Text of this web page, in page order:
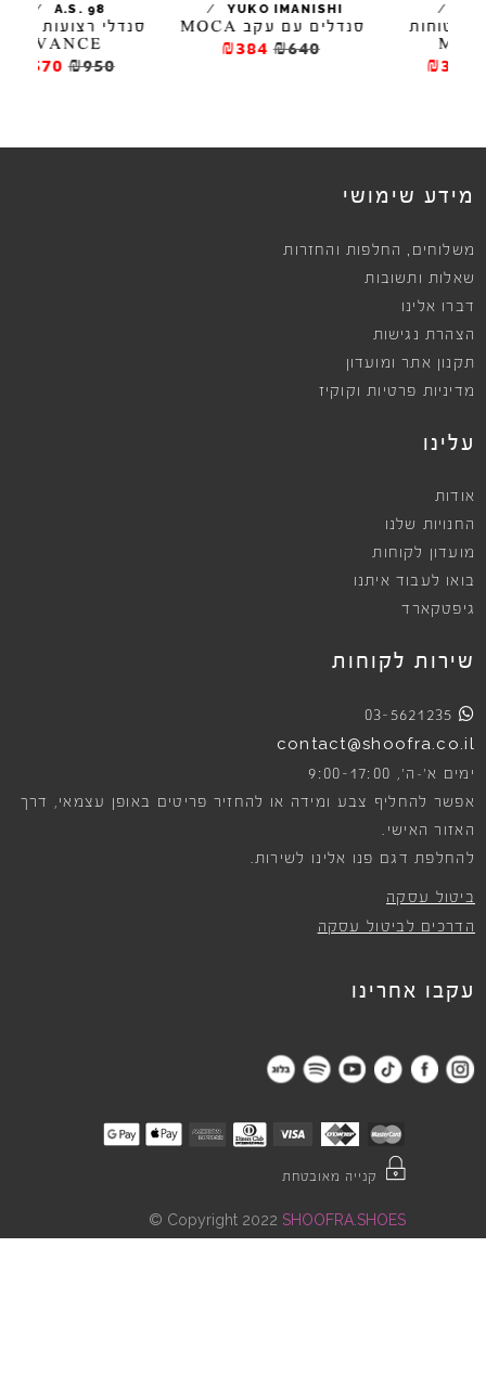
YUKO IMANISHI
/
סנדלים עם עקב MOCA
₪640
₪384
A.S. 98
/
סנדלי רצועות וניטים
VANCE
₪950
₪570
מידע שימושי
משלוחים , החלפות והחזרות
שאלות ותשובות
דברו אלינו
הצהרת נגישות
תקנון אתר ומועדון
מדיניות פרטיות וקוקיז
עלינו
אודות
החנויות שלנו
מועדון לקוחות
בואו לעבוד איתנו
גיפטקארד
שירות לקוחות
03-5621235
contact@shoofra.co.il
ימים א׳-ה׳, 9:00-17:00
אפשר להחליף צבע ומידה או להחזיר פריטים באופן עצמאי, דרך
האזור האישי.
להחלפת דגם פנו אלינו לשירות.
ביטול עסקה
הדרכים לביטול עסקה
עקבו אחרינו
קנייה מאובטחת
Copyright 2022 SHOOFRA.SHOES
©